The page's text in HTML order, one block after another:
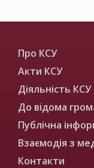
Про КСУ
Акти КСУ
Діяльність КСУ
До відома
Публічна
Взаємодія з
Контакти